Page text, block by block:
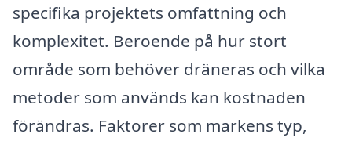
specifika projektets omfattning och
komplexitet. Beroende på hur stort
område som behöver dräneras och vilka
metoder som används kan kostnaden
förändras. Faktorer som markens typ,